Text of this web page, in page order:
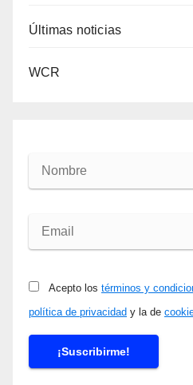
Últimas noticias
WCR
Acepto los términos y
política de privacidad y la de